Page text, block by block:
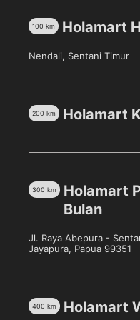
– Untuk Usia 6-12 Bulan
Chil
Mil
400gr
SKU: 8992802140041
Deskripsi
Holamart
100 km
Nendali, Sentani Timur
Holamart
200 km
Holamart
Bulan
300 km
Jl. Raya Abepura -
Jayapura, Papua 99351
Holamart
400 km